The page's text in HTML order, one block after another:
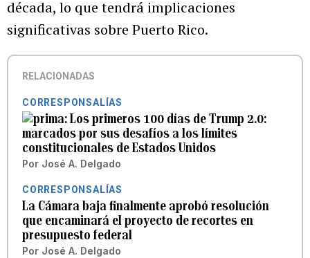
década, lo que tendrá implicaciones
significativas sobre Puerto Rico.
RELACIONADAS
CORRESPONSALÍAS
Los primeros 100 días de Trump 2.0:
marcados por sus desafíos a los límites
constitucionales de Estados Unidos
Por José A. Delgado
CORRESPONSALÍAS
La Cámara baja finalmente aprobó resolución
que encaminará el proyecto de recortes en
presupuesto federal
Por José A. Delgado